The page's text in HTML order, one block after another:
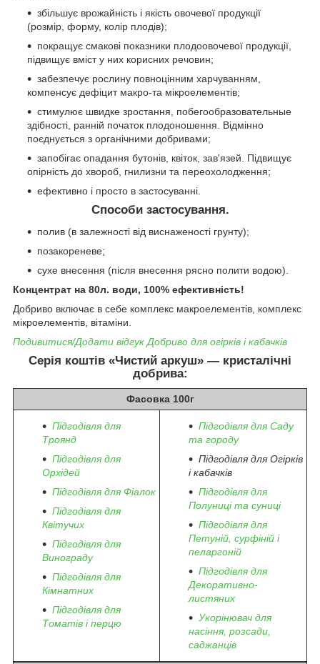
збільшує врожайність і якість овочевої продукції
(розмір, форму, колір плодів);
покращує смакові показники плодоовочевої продукції,
підвищує вміст у них корисних речовин;
забезпечує рослину повноцінним харчуванням,
компенсує дефіцит макро-та мікроелементів;
стимулює швидке зростання, побегообразовательные
здібності, ранній початок плодоношення. Відмінно
поєднується з органічними добривами;
запобігає опадання бутонів, квіток, зав'язей. Підвищує
опірність до хвороб, гнилизни та переохолодження;
ефективно і просто в застосуванні.
Способи застосування.
полив (в залежності від виснаженості грунту);
позакореневе;
сухе внесення (після внесення рясно полити водою).
Концентрат на 80л. води, 100% ефективність!
Добриво включає в себе комплекс макроелементів, комплекс
мікроелементів, вітаміни.
Подивитися/Додати відгук Добриво для огірків і кабачків
Серія коштів «Чистий аркуш» — кристалічні
добрива:
Фасовка 100г
Підгодівля для
Троянд
Підгодівля для
Орхідей
Підгодівля для Фіалок
Підгодівля для
Квітучих
Підгодівля для
Винограду
Підгодівля для
Кімнатних
Підгодівля для
Томатів і перцю
Підгодівля для Саду
та городу
Підгодівля для Огірків
і кабачків
Підгодівля для
Полуниці та суниці
Підгодівля для
Петуній, сурфіній і
пеларгоній
Підгодівля для
Декоративно-
листяних
Укорінювач для
насіння, розсади,
саджанців